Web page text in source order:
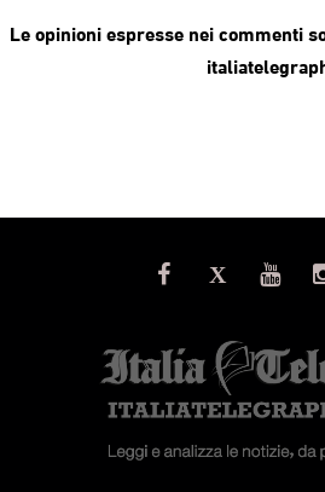
Le opinioni espresse nei commenti